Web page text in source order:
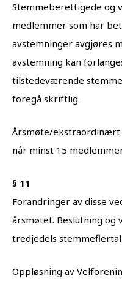
Stemmeberettigede og
medlemmer som har
avstemninger avgjøres
avstemning kan
tilstedeværende
foregå skriftlig.
Årsmøte/ekstraordinært
når minst 15
§ 11
Forandringer av disse
årsmøtet. Beslutning
tredjedels
Oppløsning av